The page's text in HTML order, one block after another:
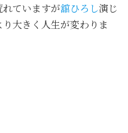
ていますが舘ひろし演じ
大きく人生が変わりま